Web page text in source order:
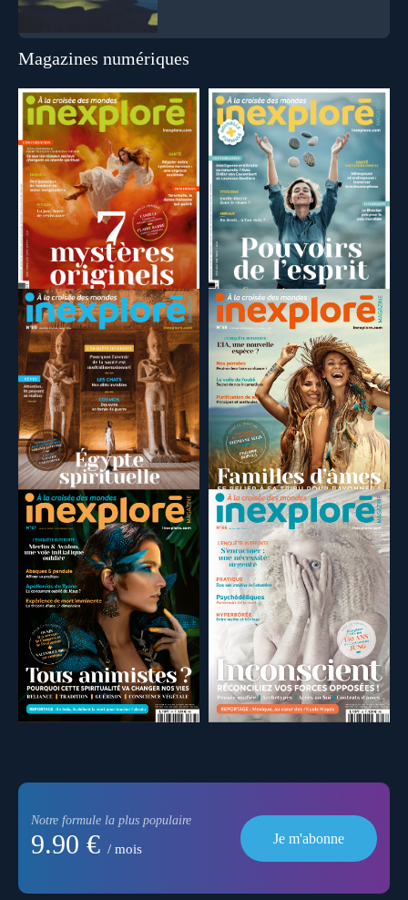
Magazines numériques
Notre formule la plus populaire
9.90 € / mois
Je m'abonne